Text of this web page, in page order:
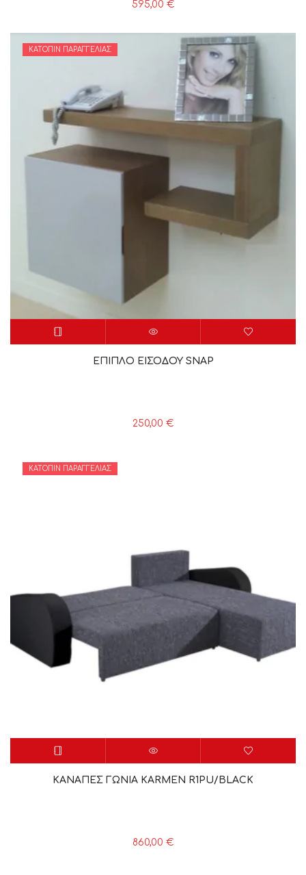
595,00 €
ΚΑΤΌΠΙΝ ΠΑΡΑΓΓΕΛΊΑΣ
ΕΠΙΠΛΟ ΕΙΣΟΔΟΥ SNAP
250,00 €
ΚΑΤΌΠΙΝ ΠΑΡΑΓΓΕΛΊΑΣ
ΚΑΝΑΠΕΣ ΓΩΝΙΑ KARMEN R1PU/BLACK
860,00 €